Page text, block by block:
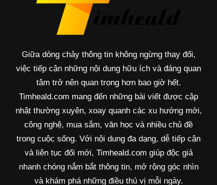
Giữa dòng chảy thông tin không ngừng thay đổi,
việc tiếp cận những nội dung hữu ích và đáng quan
tâm trở nên quan trọng hơn bao giờ hết.
Timheald.com mang đến những bài viết được cập
nhật thường xuyên, xoay quanh các xu hướng mới,
công nghệ, mua sắm, văn học và nhiều chủ đề
trong cuộc sống. Với nội dung đa dạng, dễ tiếp cận
và liên tục đổi mới, Timheald.com giúp độc giả
nhanh chóng nắm bắt thông tin, mở rộng góc nhìn
và khám phá những điều thú vị mỗi ngày.